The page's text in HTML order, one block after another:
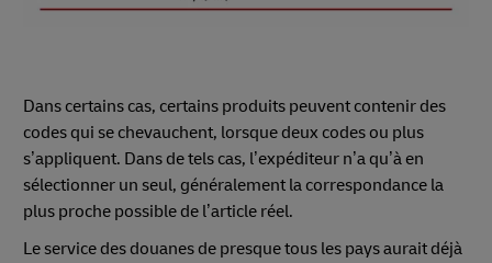
Dans certains cas, certains produits peuvent contenir des
codes qui se chevauchent, lorsque deux codes ou plus
s’appliquent. Dans de tels cas, l’expéditeur n’a qu’à en
sélectionner un seul, généralement la correspondance la
plus proche possible de l’article réel.
Le service des douanes de presque tous les pays aurait déjà